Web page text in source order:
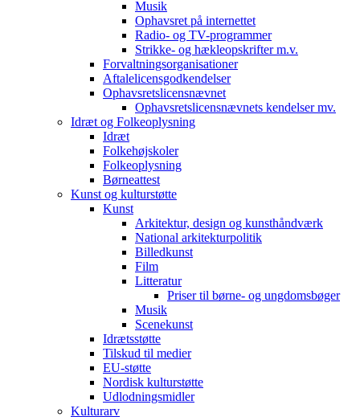
Musik
Ophavsret på internettet
Radio- og TV-programmer
Strikke- og hækleopskrifter m.v.
Forvaltningsorganisationer
Aftalelicensgodkendelser
Ophavsretslicensnævnet
Ophavsretslicensnævnets kendelser mv.
Idræt og Folkeoplysning
Idræt
Folkehøjskoler
Folkeoplysning
Børneattest
Kunst og kulturstøtte
Kunst
Arkitektur, design og kunsthåndværk
National arkitekturpolitik
Billedkunst
Film
Litteratur
Priser til børne- og ungdomsbøger
Musik
Scenekunst
Idrætsstøtte
Tilskud til medier
EU-støtte
Nordisk kulturstøtte
Udlodningsmidler
Kulturarv